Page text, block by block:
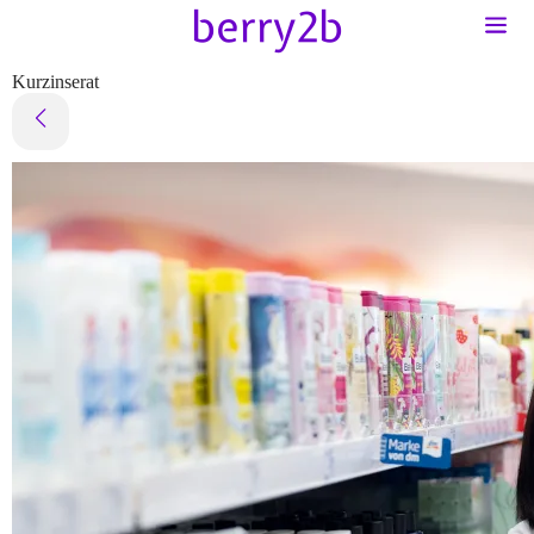
Kurzinserat